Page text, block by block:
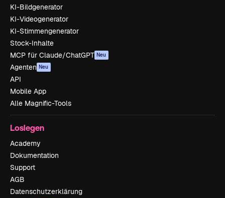
KI-Bildgenerator
KI-Videogenerator
KI-Stimmengenerator
Stock-Inhalte
MCP für Claude/ChatGPT Neu
Agenten Neu
API
Mobile App
Alle Magnific-Tools
Loslegen
Academy
Dokumentation
Support
AGB
Datenschutzerklärung